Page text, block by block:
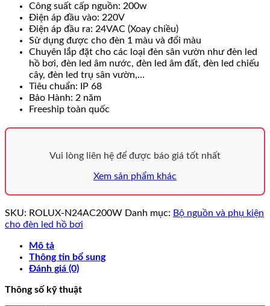
Công suất cấp nguồn: 200w
Điện áp đầu vào: 220V
Điện áp đầu ra: 24VAC (Xoay chiều)
Sử dụng được cho đèn 1 màu và đổi màu
Chuyên lắp đặt cho các loại đèn sân vườn như đèn led
hồ bơi, đèn led âm nước, đèn led âm đất, đèn led chiếu
cây, đèn led trụ sân vườn,…
Tiêu chuẩn: IP 68
Bảo Hành: 2 năm
Freeship toàn quốc
Vui lòng liên hệ để được báo giá tốt nhất
Xem sản phẩm khác
SKU: ROLUX-N24AC200W Danh mục: Bộ nguồn và phụ kiện
cho đèn led hồ bơi
Mô tả
Thông tin bổ sung
Đánh giá (0)
Thông số kỹ thuật